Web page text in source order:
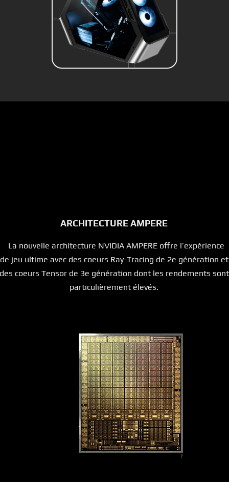
ARCHITECTURE AMPERE
La nouvelle architecture NVIDIA AMPERE offre l’expérience
de jeu ultime avec des coeurs Ray-Tracing de 2e génération et
coeurs Tensor de 3e génération dont les rendements sont
particulièrement élevés.